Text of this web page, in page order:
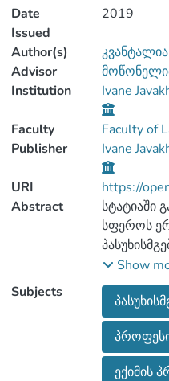
Date
Issued
2019
Author(s)
Advisor
Institution
Ivane
Faculty
Faculty of
Publisher
Ivane
URI
https://
Abstract
სტატიაში
სფეროს
მისი
სტატიის
Show
Subjects
ექიმის